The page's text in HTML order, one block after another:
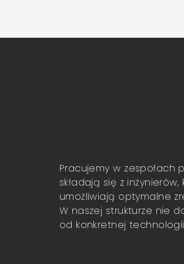
Pracujemy w zespołach
składają się z
umożliwiają optymalne
W naszej strukturze nie
od konkretnej